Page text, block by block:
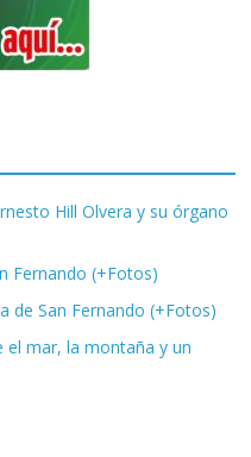
Hill Olvera y su órgano
Fernando (+Fotos)
de San Fernando (+Fotos)
el mar, la montaña y un